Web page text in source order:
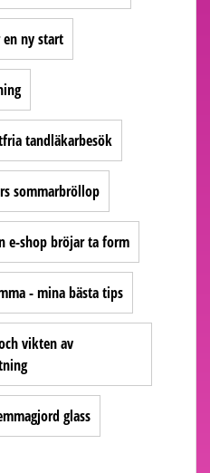
ny start
tandläkarbesök
sommarbröllop
e-shop bröjar ta form
- mina bästa tips
vikten av
glass